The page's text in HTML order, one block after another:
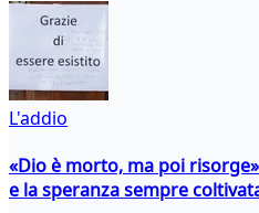
L'addio
«Dio è morto, ma poi
e la speranza sempre